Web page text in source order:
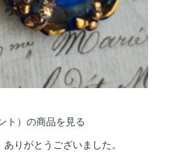
ト）の商品を見る
りがとうございました。